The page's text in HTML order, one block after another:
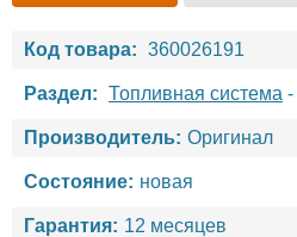
Код товара: 360026191
Раздел: Топливная система -
Производитель: Оригинал
Состояние: новая
Гарантия: 12 месяцев